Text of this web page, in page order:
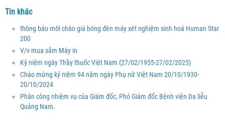
Tin khác
thông báo mời chào giá bóng đèn máy xét nghiệm sinh hoá Human Star
200
V/v mua sắm Máy in
Kỷ niệm ngày Thầy thuốc Việt Nam (27/02/1955-27/02/2025)
Chào mừng kỷ niệm 94 năm ngày Phụ nữ Việt Nam 20/10/1930-
20/10/2024
Phân công nhiệm vụ của Giám đốc, Phó Giám đốc Bệnh viện Da liễu
Quảng Nam.